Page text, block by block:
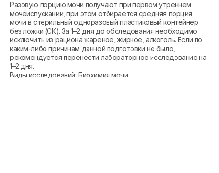
Разовую порцию мочи получают при первом утреннем
мочеиспускании, при этом отбирается средняя порция
мочи в стерильный одноразовый пластиковый контейнер
без ложки (СК). За 1–2 дня до обследования необходимо
исключить из рациона жареное, жирное, алкоголь. Если по
каким-либо причинам данной подготовки не было,
рекомендуется перенести лабораторное исследование на
1–2 дня.
Виды исследований: Биохимия мочи